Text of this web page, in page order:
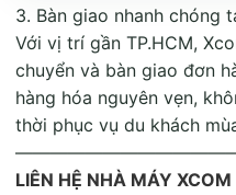
3. Bàn giao nhanh chóng
Với vị trí gần TP.HCM,
chuyển và bàn giao đơn
hàng hóa nguyên vẹn,
thời phục vụ du khách
LIÊN HỆ NHÀ MÁY